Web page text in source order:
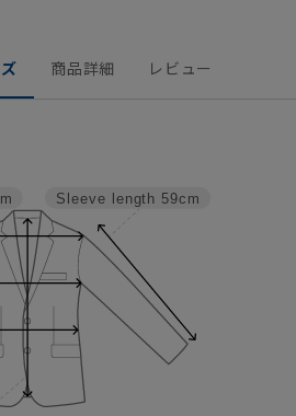
商品詳細 レビュー
Sleeve length 59cm